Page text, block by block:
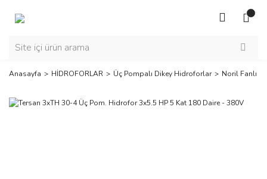
Anasayfa HİDROFORLAR Üç Pompalı Dikey Hidroforlar Noril Fanlı